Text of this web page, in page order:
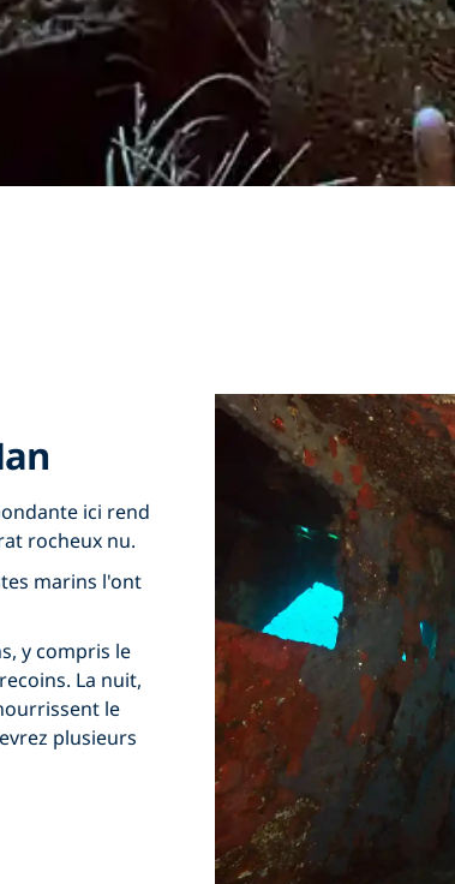
ici rend
rocheux nu.
marins l'ont
y compris le
La nuit,
le
plusieurs